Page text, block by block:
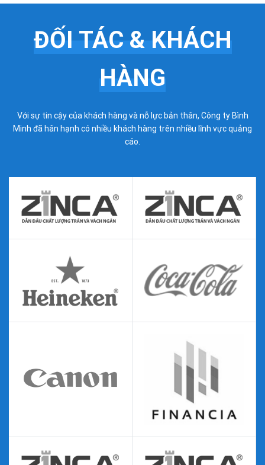
ĐỐI TÁC & KHÁCH
HÀNG
Với sự tin cậy của khách hàng và nỗ lực bản thân, Công ty Bình
Minh đã hân hạnh có nhiều khách hàng trên nhiều lĩnh vực quảng
cáo.